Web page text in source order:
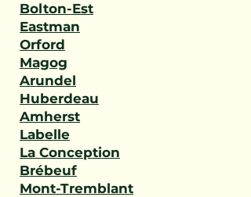
Bolton-Est
Eastman
Orford
Magog
Arundel
Huberdeau
Amherst
Labelle
La Conception
Brébeuf
Mont-Tremblant